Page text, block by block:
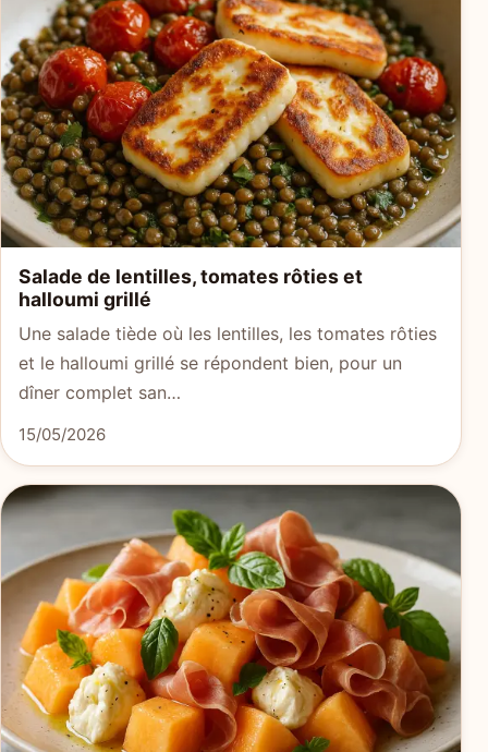
Salade de lentilles, tomates rôties et
halloumi grillé
Une salade tiède où les lentilles, les tomates rôties
et le halloumi grillé se répondent bien, pour un
dîner complet san…
15/05/2026